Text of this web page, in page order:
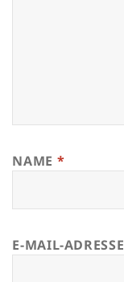
NAME *
E-MAIL-ADRESSE